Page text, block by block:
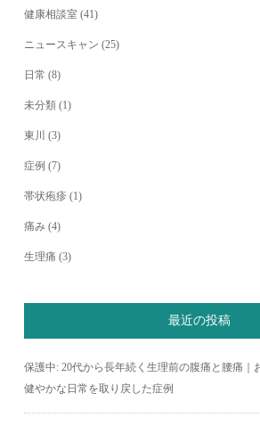
健康相談室 (41)
ニュースキャン (25)
日常 (8)
未分類 (1)
東川 (3)
症例 (7)
帯状疱疹 (1)
痛み (4)
生理痛 (3)
最近の投稿
保護中: 20代から長年続く生理前の腹痛と腰痛｜
健やかな日常を取り戻した症例